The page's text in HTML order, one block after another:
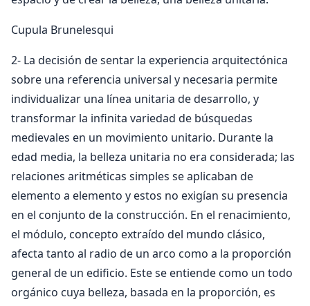
Cupula Brunelesqui
2- La decisión de sentar la experiencia arquitectónica
sobre una referencia universal y necesaria permite
individualizar una línea unitaria de desarrollo, y
transformar la infinita variedad de búsquedas
medievales en un movimiento unitario. Durante la
edad media, la belleza unitaria no era considerada; las
relaciones aritméticas simples se aplicaban de
elemento a elemento y estos no exigían su presencia
en el conjunto de la construcción. En el renacimiento,
el módulo, concepto extraído del mundo clásico,
afecta tanto al radio de un arco como a la proporción
general de un edificio. Este se entiende como un todo
orgánico cuya belleza, basada en la proporción, es